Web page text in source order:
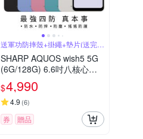
送軍功防摔殼+掛繩+墊片(送完為
止)
SHARP AQUOS wish5 5G
(6G/128G) 6.6吋八核心智
慧型手機
$4,990
4.9 (6)
券 贈品